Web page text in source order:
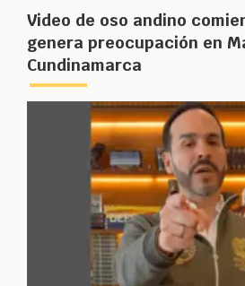
Video de oso andino
genera preocupación en
Cundinamarca